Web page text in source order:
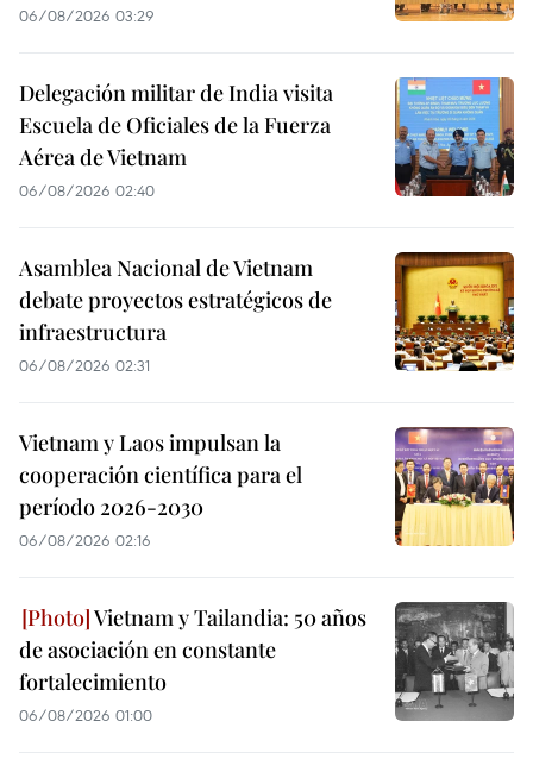
06/08/2026 03:29
Delegación militar de India visita
Escuela de Oficiales de la Fuerza
Aérea de Vietnam
06/08/2026 02:40
Asamblea Nacional de Vietnam
debate proyectos estratégicos de
infraestructura
06/08/2026 02:31
Vietnam y Laos impulsan la
cooperación científica para el
período 2026-2030
06/08/2026 02:16
Vietnam y Tailandia: 50 años
de asociación en constante
fortalecimiento
06/08/2026 01:00